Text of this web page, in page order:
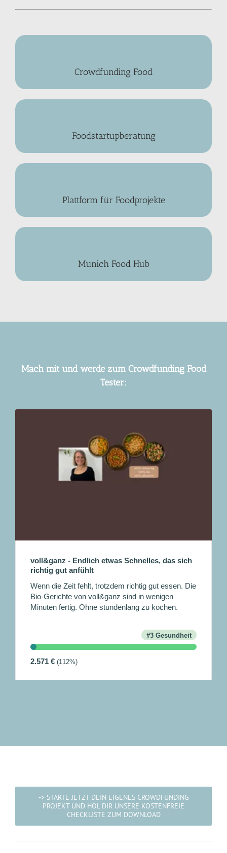
Crowdfunding Food
Foodstartupberatung
Plattform für Foodprojekte
Munich Food Hub
Mach mit und werde zum Crowdfunding Food
Tester:
voll&ganz - Endlich etwas Schnelles, das sich
richtig gut anfühlt
Wenn die Zeit fehlt, trotzdem richtig gut essen. Die
Bio-Gerichte von voll&ganz sind in wenigen
Minuten fertig. Ohne stundenlang zu kochen.
#3 Gesundheit
2.571 € (112%)
-> STARTE JETZT DEIN EIGENES CROWDFUNDING
PROJEKT UND HOL DIR UNSERE KOSTENFREIE
CHECKLISTE ZUM DOWNLOAD